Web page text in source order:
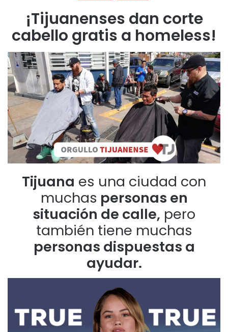
¡Tijuanenses dan corte
cabello gratis a homeless!
Tijuana es una ciudad con
muchas personas en
situación de calle, pero
también tiene muchas
personas dispuestas a
ayudar.